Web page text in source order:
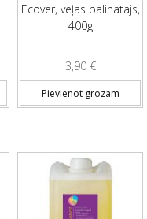
Ecover, veļas balinātājs,
400g
3,90 €
Pievienot grozam